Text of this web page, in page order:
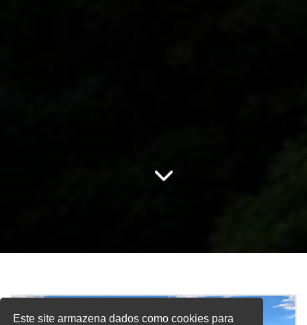
Este site armazena dados como cookies para